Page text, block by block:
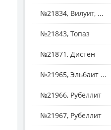
№21834, Вилуит, ...
№21843, Топаз
№21871, Дистен
№21965, Эльбаит ...
№21966, Рубеллит
№21967, Рубеллит